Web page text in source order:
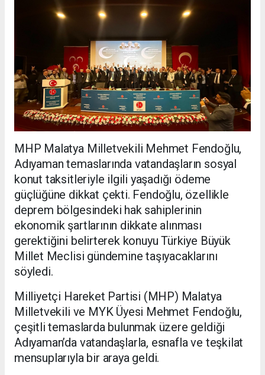
MHP Malatya Milletvekili Mehmet Fendoğlu,
Adıyaman temaslarında vatandaşların sosyal
konut taksitleriyle ilgili yaşadığı ödeme
güçlüğüne dikkat çekti. Fendoğlu, özellikle
deprem bölgesindeki hak sahiplerinin
ekonomik şartlarının dikkate alınması
gerektiğini belirterek konuyu Türkiye Büyük
Millet Meclisi gündemine taşıyacaklarını
söyledi.
Milliyetçi Hareket Partisi (MHP) Malatya
Milletvekili ve MYK Üyesi Mehmet Fendoğlu,
çeşitli temaslarda bulunmak üzere geldiği
Adıyaman’da vatandaşlarla, esnafla ve teşkilat
mensuplarıyla bir araya geldi.